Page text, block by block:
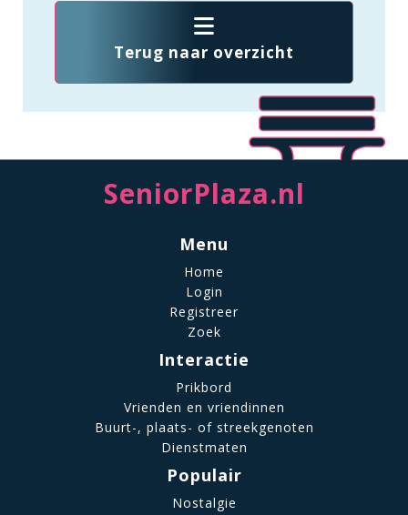
Terug naar overzicht
SeniorPlaza.nl
Menu
Home
Login
Registreer
Zoek
Interactie
Prikbord
Vrienden en vriendinnen
Buurt-, plaats- of streekgenoten
Dienstmaten
Populair
Nostalgie